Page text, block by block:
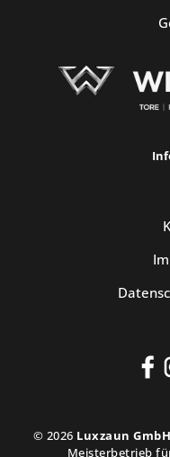
© 2026 Luxzaun GmbH
Meisterbetrieb